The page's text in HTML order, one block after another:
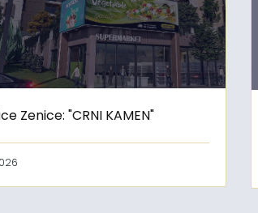
Zenice: "CRNI KAMEN"